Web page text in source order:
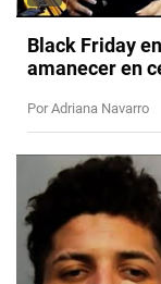
Black Friday
amanecer en
Por Adriana Navarro